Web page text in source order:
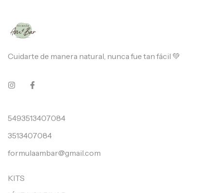
Cuidarte de manera natural, nunca fue tan fácil 💚
5493513407084
3513407084
formulaambar@gmail.com
KITS